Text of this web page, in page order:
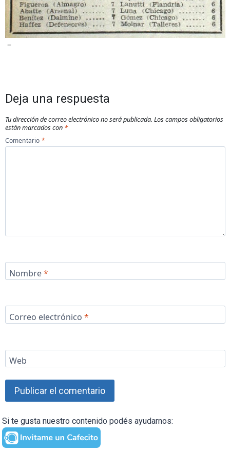
–
Deja una respuesta
Tu dirección de correo electrónico no será publicada. Los campos obligatorios
están marcados con *
Comentario *
Nombre*
Correo electrónico *
Web
Si te gusta nuestro contenido podés ayudarnos: